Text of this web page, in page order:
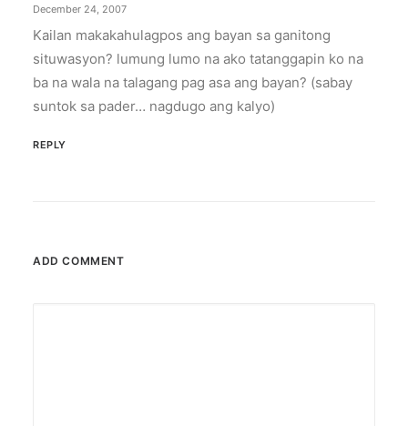
December 24, 2007
Kailan makakahulagpos ang bayan sa ganitong
situwasyon? lumung lumo na ako tatanggapin ko na
ba na wala na talagang pag asa ang bayan? (sabay
suntok sa pader… nagdugo ang kalyo)
REPLY
ADD COMMENT